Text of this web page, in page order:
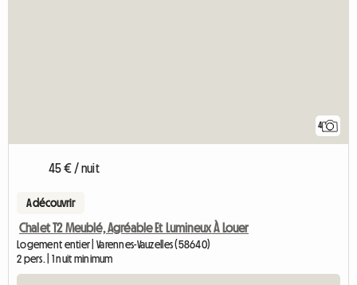
4
45 € / nuit
A découvrir
Chalet T2 Meublé, Agréable Et Lumineux À Louer
Logement entier | Varennes-Vauzelles (58640)
2 pers. | 1 nuit minimum